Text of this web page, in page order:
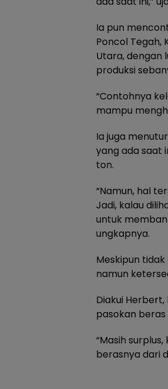
Ia pun
Poncol Tegah,
Utara, dengan
produksi
“Contohnya
mampu
Ia juga
yang ada saat
ton.
“Namun, hal
Jadi, kalau
untuk
ungkapnya.
Meskipun
namun
Diakui
pasokan
“Masih
berasnya dari